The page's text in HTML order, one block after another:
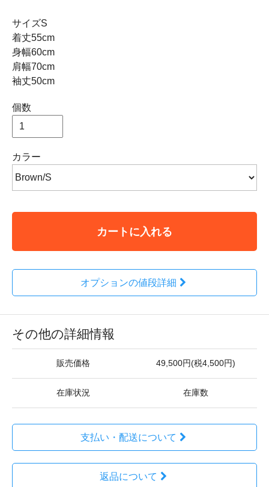
サイズS
着丈55cm
身幅60cm
肩幅70cm
袖丈50cm
個数
カラー
カートに入れる
オプションの値段詳細
その他の詳細情報
販売価格 49,500円(税4,500円)
在庫状況 在庫数
支払い・配送について
返品について